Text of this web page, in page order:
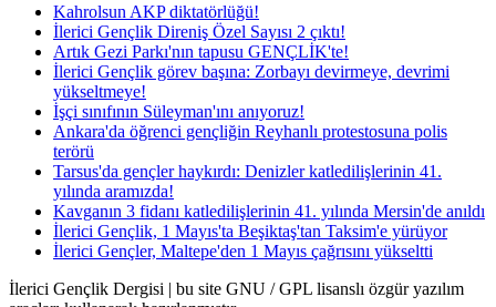
Kahrolsun AKP diktatörlüğü!
İlerici Gençlik Direniş Özel Sayısı 2 çıktı!
Artık Gezi Parkı'nın tapusu GENÇLİK'te!
İlerici Gençlik görev başına: Zorbayı devirmeye, devrimi
yükseltmeye!
İşçi sınıfının Süleyman'ını anıyoruz!
Ankara'da öğrenci gençliğin Reyhanlı protestosuna polis
terörü
Tarsus'da gençler haykırdı: Denizler katledilişlerinin 41.
yılında aramızda!
Kavganın 3 fidanı katledilişlerinin 41. yılında Mersin'de anıldı
İlerici Gençlik, 1 Mayıs'ta Beşiktaş'tan Taksim'e yürüyor
İlerici Gençler, Maltepe'den 1 Mayıs çağrısını yükseltti
İlerici Gençlik Dergisi | bu site GNU / GPL lisanslı özgür yazılım